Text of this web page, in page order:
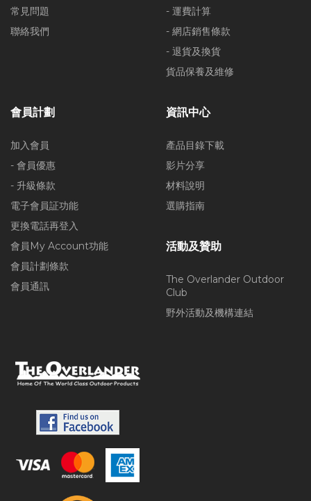
常見問題
聯絡我們
- 運費計算
- 網店銷售條款
- 退貨及換貨
貨品保養及維修
會員計劃
加入會員
- 會員優惠
- 升級條款
電子會員証功能
更換電話再登入
會員My Account功能
會員計劃條款
會員通訊
資訊中心
產品目錄下載
影片分享
材料說明
選購指南
活動及贊助
The Overlander Outdoor
Club
野外活動及機構連結